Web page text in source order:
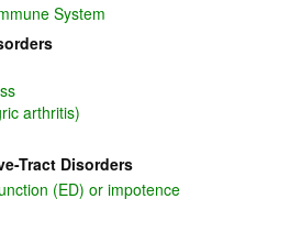
System
arthritis)
Tract Disorders
(ED) or impotence